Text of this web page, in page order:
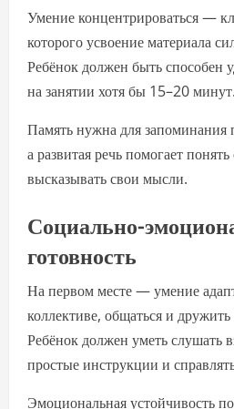
Умение концентрироваться —
которого усвоение материала
Ребёнок должен быть способен
на занятии хотя бы 15–20 минут.
Память нужна для
а развитая речь помогает
высказывать свои мысли.
Социально-
готовность
На первом месте — умение
коллективе, общаться и
Ребёнок должен уметь слушать
простые инструкции и
Эмоциональная устойчивость